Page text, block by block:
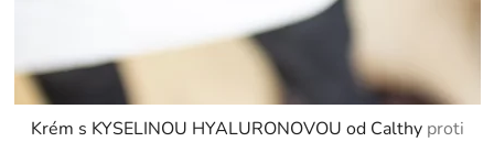
Krém s KYSELINOU HYALURONOVOU od Calthy proti